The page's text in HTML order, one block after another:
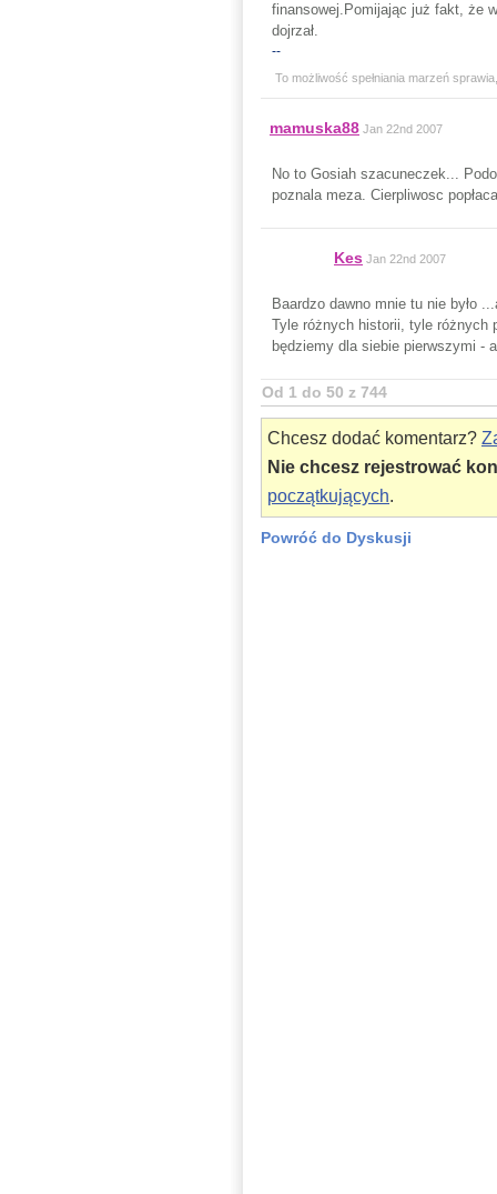
finansowej.Pomijając już fakt, że
dojrzał.
--
To możliwość spełniania marzeń
mamuska88 Jan 22nd 2007
No to Gosiah szacuneczek...
poznala meza. Cierpliwosc
Kes Jan 22nd 2007
Baardzo dawno mnie tu nie było
Tyle różnych historii, tyle różnych
będziemy dla siebie pierwszymi -
Od 1 do 50 z 744
Chcesz dodać komentarz?
Nie chcesz rejestrować
początkujących.
Powróć do Dyskusji